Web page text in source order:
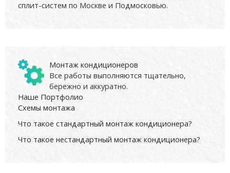
сплит-систем по Москве и Подмосковью.
Монтаж кондиционеров
Все работы выполняются тщательно,
бережно и аккуратно.
Наше Портфолио
Схемы монтажа
Что такое стандартный монтаж кондиционера?
Что такое нестандартный монтаж кондиционера?